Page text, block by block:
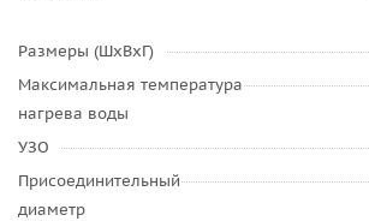
Размеры (ШхВхГ)
Максимальная температура
нагрева воды
УЗО
Присоединительный
диаметр